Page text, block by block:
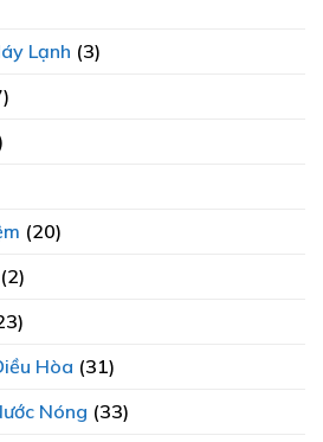
Lạnh (3)
(20)
(2)
Hòa (31)
Nóng (33)